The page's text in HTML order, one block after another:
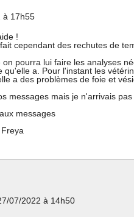
à 17h55
!
cependant des rechutes de
pourra lui faire les analyses
a. Pour l'instant les
a des problèmes de foie et
messages mais je n'arrivais pas
messages
07/2022 à 14h50